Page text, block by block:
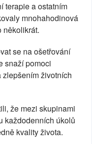
terapie a ostatním
mnohahodinová
několikrát.
se na ošetřování
snaží pomoci
životních
že mezi skupinami
každodenních úkolů
kvality života.